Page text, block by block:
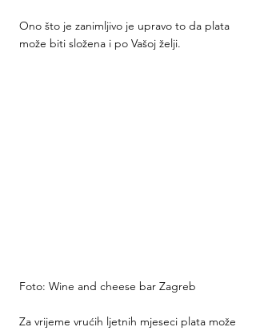
Ono što je zanimljivo je upravo to da plata
može biti složena i po Vašoj želji.
Foto: Wine and cheese bar Zagreb
Za vrijeme vrućih ljetnih mjeseci plata može